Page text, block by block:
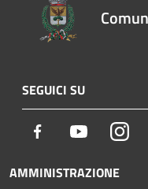
SEGUICI SU
Facebook Youtube
AMMINISTRAZIONE